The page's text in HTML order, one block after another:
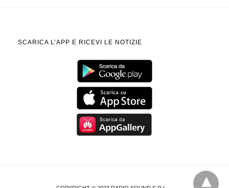
SCARICA L’APP E RICEVI LE NOTIZIE